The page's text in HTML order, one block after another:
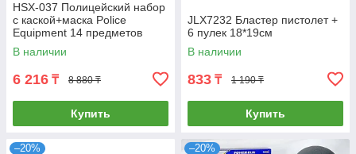
HSX-037 Полицейский набор
с каской+маска Police
Equipment 14 предметов
62*44см
В наличии
6 216 ₸ 8 880 ₸
Купить
JLX7232 Бластер пистолет +
6 пулек 18*19см
В наличии
833 ₸ 1 190 ₸
Купить
–20% –20%